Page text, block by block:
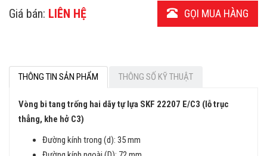
Giá bán: LIÊN HỆ GỌI MUA HÀNG
THÔNG TIN SẢN PHẨM THÔNG SỐ KỸ THUẬT
Vòng bi tang trống hai dãy tự lựa SKF 22207 E/C3 (lỗ trục
thẳng, khe hở C3)
Đường kính trong (d): 35 mm